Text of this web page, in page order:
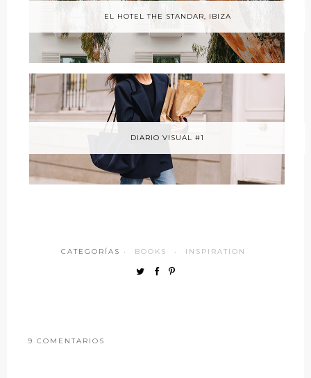
EL HOTEL THE STANDAR, IBIZA
DIARIO VISUAL #1
CATEGORÍAS · BOOKS · INSPIRATION
9 COMENTARIOS